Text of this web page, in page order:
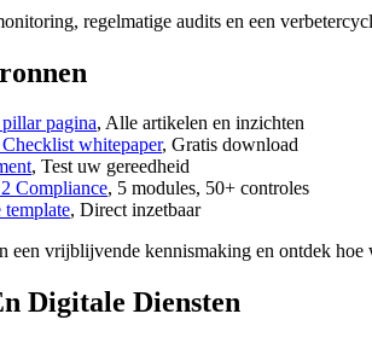
regelmatige audits en een
pagina, Alle artikelen en inzichten
whitepaper, Gratis download
, Test uw gereedheid
Compliance, 5 modules, 50+ controles
, Direct inzetbaar
een vrijblijvende kennismaking en ontdek hoe
Digitale Diensten